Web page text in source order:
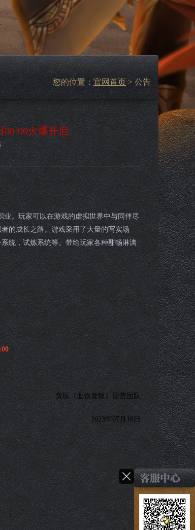
您的位置： 官网首页> 公告
00:00火爆开启
。玩家可以在游戏的虚拟世界中与同伴尽
的成长之路。游戏采用了大量的写实场
统，试炼系统等。带给玩家各种酣畅淋漓
贪玩《血饮龙纹》运营团队
2023年07月16日